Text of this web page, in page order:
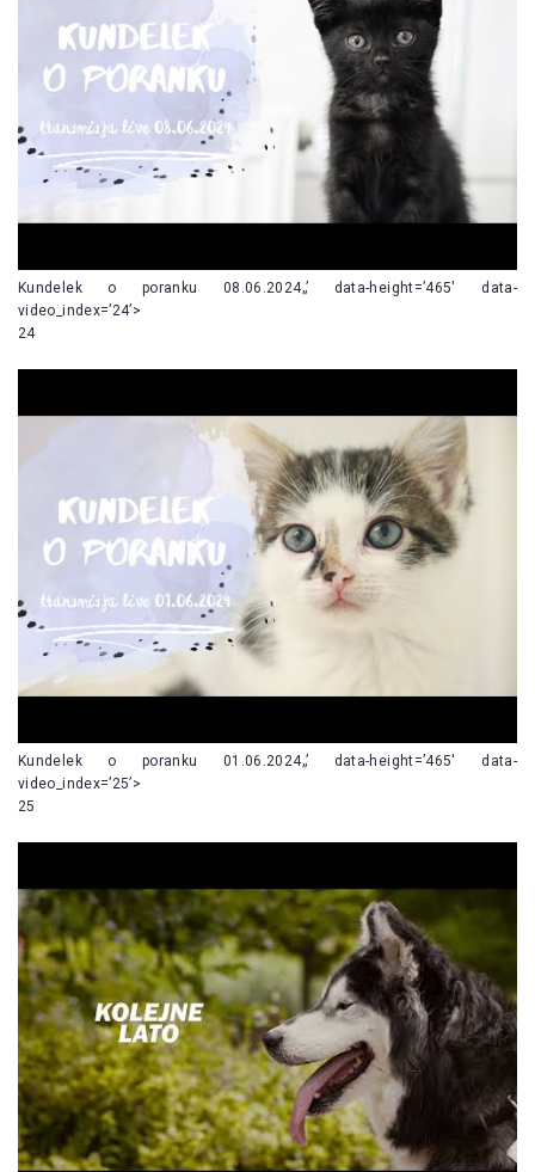
Kundelek o poranku 08.06.2024„’ data-height=’465′ data-
video_index=’24’>
24
Kundelek o poranku 01.06.2024„’ data-height=’465′ data-
video_index=’25’>
25